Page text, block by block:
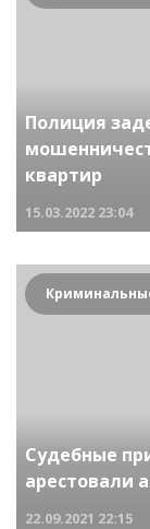
Полиция
квартир
15.03.2022 23:04
Судебные
арестовали
22.09.2021 22:15